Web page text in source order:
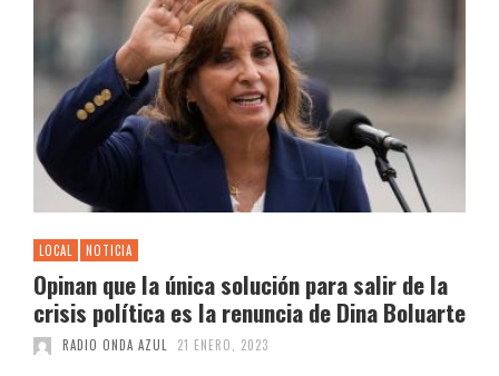
LOCAL NOTICIA
Opinan que la única solución para salir de la
crisis política es la renuncia de Dina Boluarte
RADIO ONDA AZUL 21 ENERO, 2023